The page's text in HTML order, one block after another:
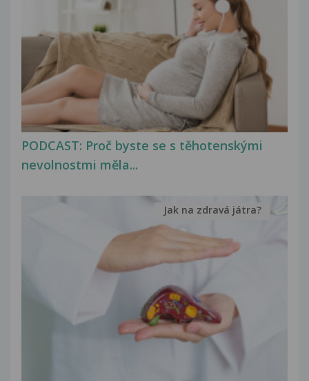
PODCAST: Proč byste se s těhotenskými
nevolnostmi měla...
Jak na zdravá játra?